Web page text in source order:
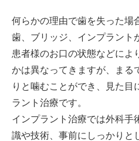
何らかの理由で歯を失った場
歯、ブリッジ、インプラント
患者様のお口の状態などによ
かは異なってきますが、まる
りと噛むことができ、見た目
ラント治療です。
インプラント治療では外科手
識や技術、事前にしっかりと